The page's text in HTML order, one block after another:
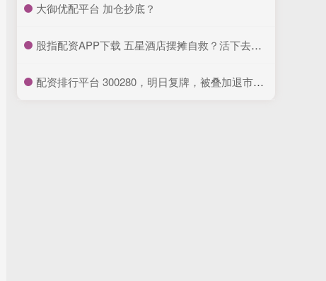
​大御优配平台 加仓抄底？
​股指配资APP下载 五星酒店摆摊自救？活下去才是硬道理！
​配资排行平台 300280，明日复牌，被叠加退市风险警示